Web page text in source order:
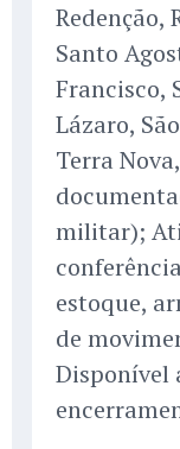
Redenção,
Santo
Francisco,
Lázaro,
Terra
militar);
estoque,
de
Disponível